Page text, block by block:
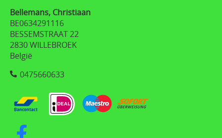
Bellemans, Christiaan
BE0634291116
BESSEMSTRAAT 22
2830 WILLEBROEK
België
0475660633